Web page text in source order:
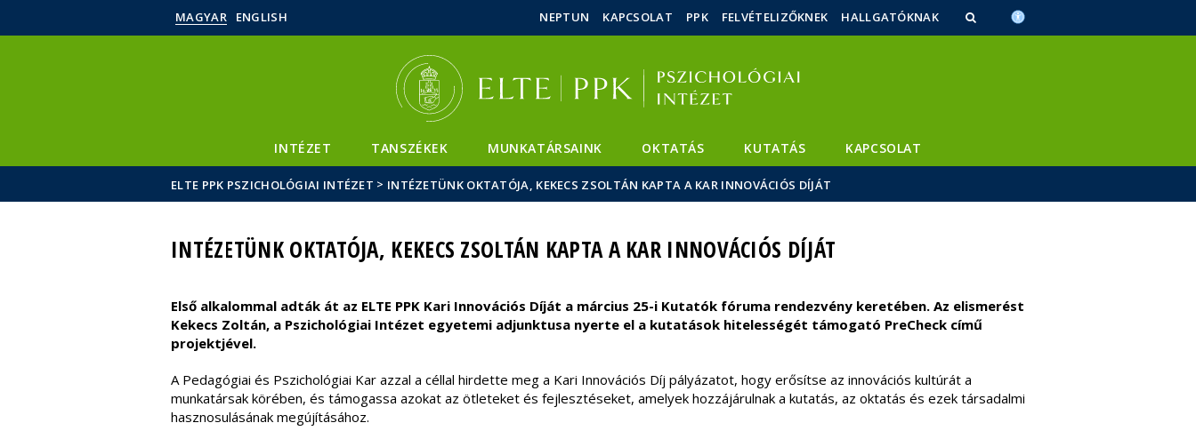
Hírek
Események
ELTE a
MAGYAR ENGLISH NEPTUN KAPCSOLAT PPK FELVÉTELIZŐKNEK HALLGATÓKNAK
INTÉZET TANSZÉKEK MUNKATÁRSAINK OKTATÁS KUTATÁS KAPCSOLAT
ELTE PPK PSZICHOLÓGIAI INTÉZET > INTÉZETÜNK OKTATÓJA, KEKECS ZSOLTÁN KAPTA A KAR INNOVÁCIÓS DÍJÁT
INTÉZETÜNK OKTATÓJA, KEKECS ZSOLTÁN KAPTA A KAR INNOVÁCIÓS DÍJÁT
Első alkalommal adták át az ELTE PPK Kari Innovációs Díját a március 25-i Kutatók fóruma rendezvény keretében. Az elismerést
Kekecs Zoltán, a Pszichológiai Intézet egyetemi adjunktusa nyerte el a kutatások hitelességét támogató PreCheck című
projektjével.
A Pedagógiai és Pszichológiai Kar azzal a céllal hirdette meg a Kari Innovációs Díj pályázatot, hogy erősítse az innovációs kultúrát a
munkatársak körében, és támogassa azokat az ötleteket és fejlesztéseket, amelyek hozzájárulnak a kutatás, az oktatás és ezek társadalmi
hasznosulásának megújításához.